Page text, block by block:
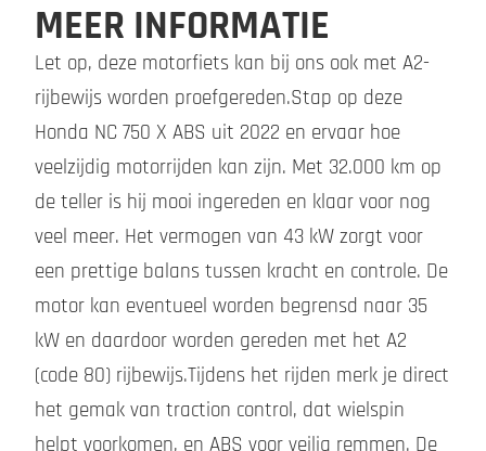
MEER INFORMATIE
Let op, deze motorfiets kan bij ons ook met A2-
rijbewijs worden proefgereden.Stap op deze
Honda NC 750 X ABS uit 2022 en ervaar hoe
veelzijdig motorrijden kan zijn. Met 32.000 km op
de teller is hij mooi ingereden en klaar voor nog
veel meer. Het vermogen van 43 kW zorgt voor
een prettige balans tussen kracht en controle. De
motor kan eventueel worden begrensd naar 35
kW en daardoor worden gereden met het A2
(code 80) rijbewijs.Tijdens het rijden merk je direct
het gemak van traction control, dat wielspin
helpt voorkomen, en ABS voor veilig remmen. De